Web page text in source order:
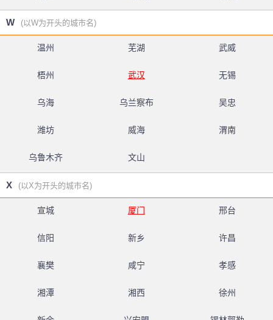
W (以W为开头的城市名)
温州 芜湖 武威
梧州 武汉 无锡
乌海 乌兰察布 吴忠
潍坊 威海 渭南
乌鲁木齐 文山
X (以X为开头的城市名)
宣城 厦门 邢台
信阳 新乡 许昌
襄樊 咸宁 孝感
湘潭 湘西 徐州